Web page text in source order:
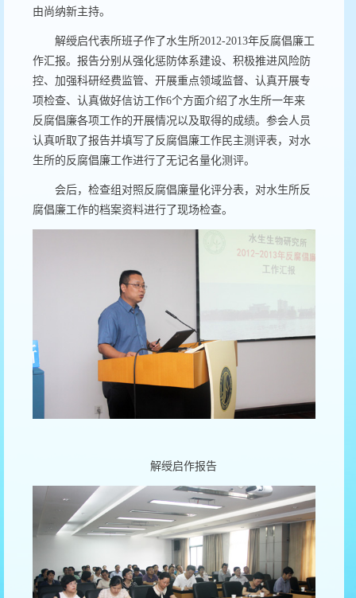
由尚纳新主持。
解绶启代表所班子作了水生所2012-2013年反腐倡廉工
作汇报。报告分别从强化惩防体系建设、积极推进风险防
控、加强科研经费监管、开展重点领域监督、认真开展专
项检查、认真做好信访工作6个方面介绍了水生所一年来
反腐倡廉各项工作的开展情况以及取得的成绩。参会人员
认真听取了报告并填写了反腐倡廉工作民主测评表，对水
生所的反腐倡廉工作进行了无记名量化测评。
会后，检查组对照反腐倡廉量化评分表，对水生所反
腐倡廉工作的档案资料进行了现场检查。
解绶启作报告